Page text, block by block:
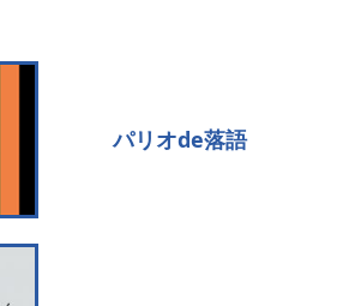
パリオde落語